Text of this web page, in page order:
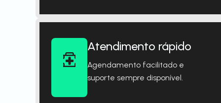
Atendimento rápido
Agendamento facilitado e
suporte sempre disponível.